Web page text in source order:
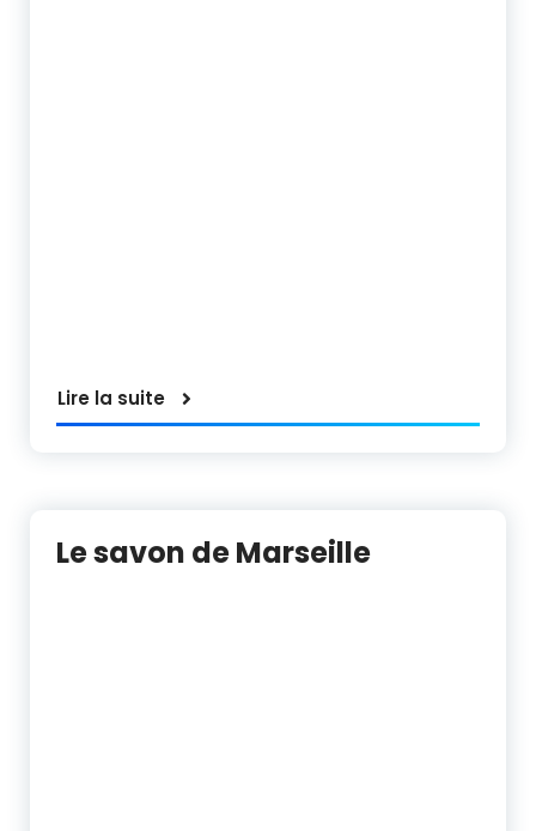
Lire la suite
Le savon de Marseille